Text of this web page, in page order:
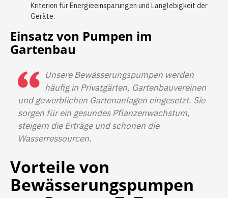
Kriterien für Energieeinsparungen und Langlebigkeit der
Geräte.
Einsatz von Pumpen im
Gartenbau
Unsere Bewässerungspumpen werden
häufig in Privatgärten, Gartenbauvereinen
und gewerblichen Gartenanlagen eingesetzt. Sie
sorgen für ein gesundes Pflanzenwachstum,
steigern die Erträge und schonen die
Wasserressourcen.
Vorteile von
Bewässerungspumpen